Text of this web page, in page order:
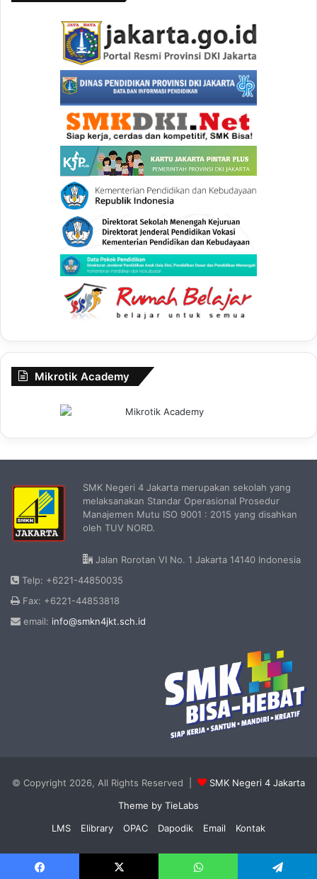
Mikrotik Academy
SMK Negeri 4 Jakarta merupakan sekolah yang
melaksanakan Standar Operasional Prosedur
Manajemen Mutu ISO 9001 : 2015 yang disahkan
oleh TUV NORD.
Jalan Rorotan VI No. 1 Jakarta 14140 Indonesia
Telp: +6221-44850035
Fax: +6221-44853818
email: info@smkn4jkt.sch.id
© Copyright 2026, All Rights Reserved |
SMK Negeri 4 Jakarta
Theme by TieLabs
LMS
Elibrary OPAC Dapodik Email Kontak